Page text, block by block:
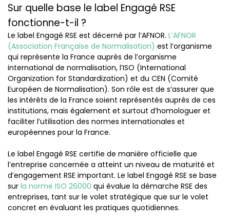
Sur quelle base le label Engagé RSE
fonctionne-t-il ?
Le label Engagé RSE est décerné par l’AFNOR. L’AFNOR
(Association Française de Normalisation) est l’organisme
qui représente la France auprès de l’organisme
international de normalisation, l’ISO (International
Organization for Standardization) et du CEN (Comité
Européen de Normalisation). Son rôle est de s’assurer que
les intérêts de la France soient représentés auprès de ces
institutions, mais également et surtout d’homologuer et
faciliter l’utilisation des normes internationales et
européennes pour la France.
Le label Engagé RSE certifie de manière officielle que
l’entreprise concernée a atteint un niveau de maturité et
d’engagement RSE important. Le label Engagé RSE se base
sur la norme ISO 26000 qui évalue la démarche RSE des
entreprises, tant sur le volet stratégique que sur le volet
concret en évaluant les pratiques quotidiennes.